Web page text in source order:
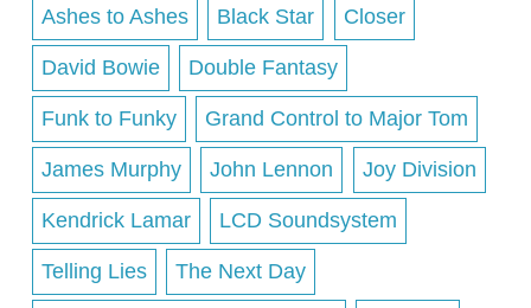
Ashes to Ashes Black Star Closer
David Bowie Double Fantasy
Funk to Funky Grand Control to Major Tom
James Murphy John Lennon Joy Division
Kendrick Lamar LCD Soundsystem
Telling Lies The Next Day